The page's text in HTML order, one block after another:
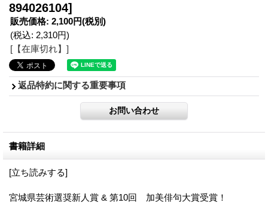
894026104]
販売価格: 2,100円(税別)
(税込: 2,310円)
[【在庫切れ】]
返品特約に関する重要事項
書籍詳細
[立ち読みする]
宮城県芸術選奨新人賞 & 第10回 加美俳句大賞受賞！